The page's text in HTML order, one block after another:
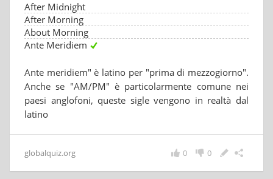
After Midnight
After Morning
About Morning
Ante Meridiem
Ante meridiem" è latino per "prima di mezzogiorno".
Anche se "AM/PM" è particolarmente comune nei
paesi anglofoni, queste sigle vengono in realtà dal
latino
globalquiz.org 0
0